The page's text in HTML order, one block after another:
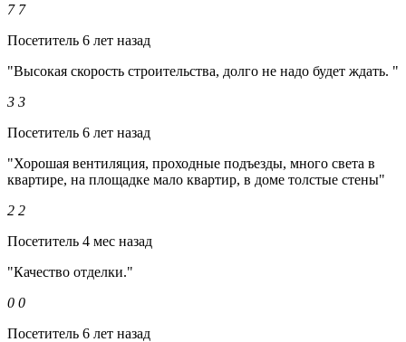
7 7
Посетитель 6 лет назад
"Высокая скорость строительства, долго не надо будет ждать. "
3 3
Посетитель 6 лет назад
"Хорошая вентиляция, проходные подъезды, много света в
квартире, на площадке мало квартир, в доме толстые стены"
2 2
Посетитель 4 мес назад
"Качество отделки."
0 0
Посетитель 6 лет назад